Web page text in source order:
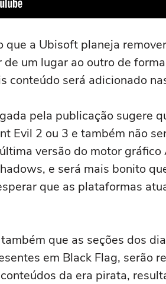
a Ubisoft planeja
um lugar ao outro de
conteúdo será adicionado
pela publicação sugere
Evil 2 ou 3 e também não
versão do motor
e será mais bonito
que as plataformas
que as seções dos
em Black Flag, serão
da era pirata,